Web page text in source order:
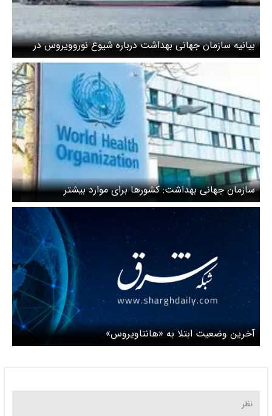
بیانیه سازمان جهانی بهداشت درباره شیوع نوروویروس در
کشتی «آمبیشن»؛
سازمان جهانی بهداشت: کشورها برای موارد بیشتر
هانتاویروس آماده باشند
آخرین وضعیت ‌ابتلا به «هانتاویروس»